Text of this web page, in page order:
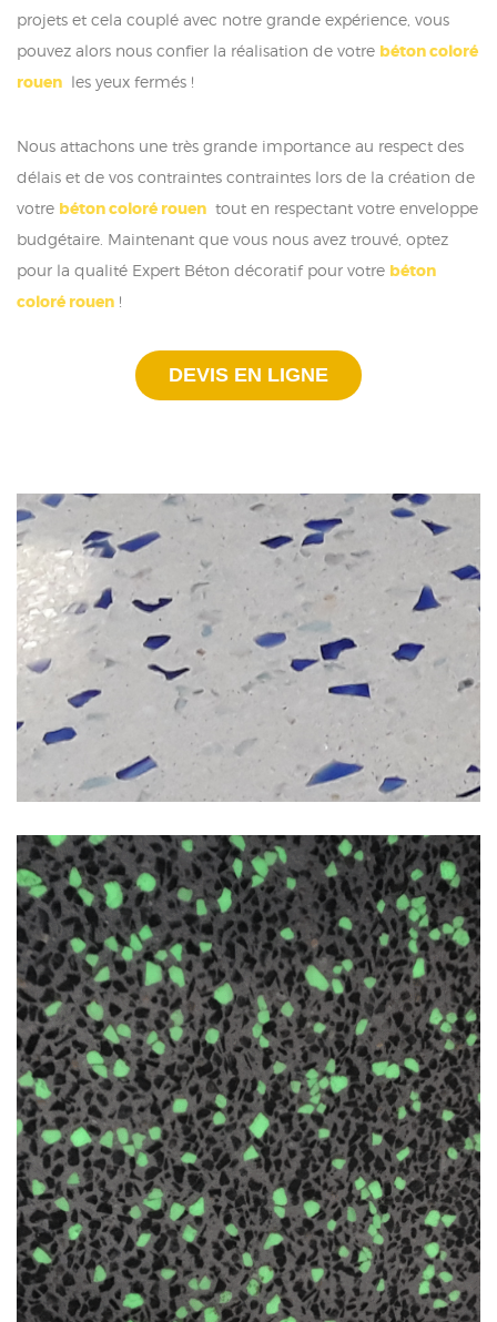
projets et cela couplé avec notre grande expérience, vous
pouvez alors nous confier la réalisation de votre béton coloré
rouen les yeux fermés !
Nous attachons une très grande importance au respect des
délais et de vos contraintes contraintes lors de la création de
votre béton coloré rouen tout en respectant votre enveloppe
budgétaire. Maintenant que vous nous avez trouvé, optez
pour la qualité Expert Béton décoratif pour votre béton
coloré rouen !
DEVIS EN LIGNE